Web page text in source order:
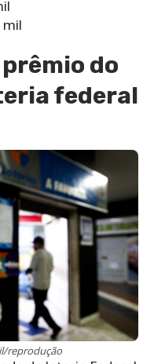
mil
do
federal
reprodução